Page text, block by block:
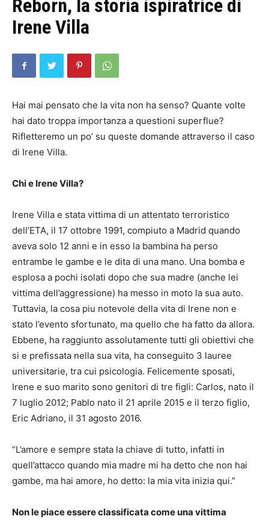
Reborn, la storia ispiratrice di
Irene Villa
Hai mai pensato che la vita non ha senso? Quante volte
hai dato troppa importanza a questioni superflue?
Rifletteremo un po’ su queste domande attraverso il caso
di Irene Villa.
Chi e Irene Villa?
Irene Villa e stata vittima di un attentato terroristico
dell’ETA, il 17 ottobre 1991, compiuto a Madrid quando
aveva solo 12 anni e in esso la bambina ha perso
entrambe le gambe e le dita di una mano. Una bomba e
esplosa a pochi isolati dopo che sua madre (anche lei
vittima dell’aggressione) ha messo in moto la sua auto.
Tuttavia, la cosa piu notevole della vita di Irene non e
stato l’evento sfortunato, ma quello che ha fatto da allora.
Ebbene, ha raggiunto assolutamente tutti gli obiettivi che
si e prefissata nella sua vita, ha conseguito 3 lauree
universitarie, tra cui psicologia. Felicemente sposati,
Irene e suo marito sono genitori di tre figli: Carlos, nato il
7 luglio 2012; Pablo nato il 21 aprile 2015 e il terzo figlio,
Eric Adriano, il 31 agosto 2016.
“L’amore e sempre stata la chiave di tutto, infatti in
quell’attacco quando mia madre mi ha detto che non hai
gambe, ma hai amore, ho detto: la mia vita inizia qui.”
Non le piace essere classificata come una vittima